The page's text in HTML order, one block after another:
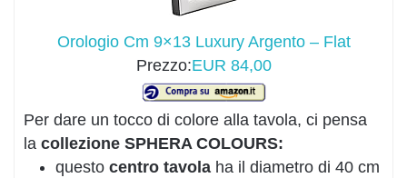
Orologio Cm 9×13 Luxury Argento – Flat
Prezzo:EUR 84,00
Per dare un tocco di colore alla tavola, ci pensa
la collezione SPHERA COLOURS:
questo centro tavola ha il diametro di 40 cm